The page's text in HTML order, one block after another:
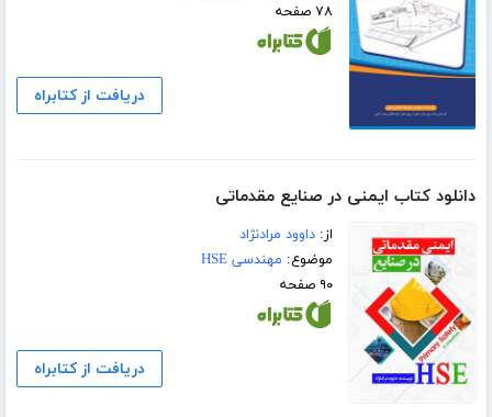
۷۸ صفحه
دریافت از کتابراه
دانلود کتاب ایمنی در صنایع مقدماتی
از:داوود مرادنژاد
موضوع: مهندسی HSE
۹۰ صفحه
دریافت از کتابراه